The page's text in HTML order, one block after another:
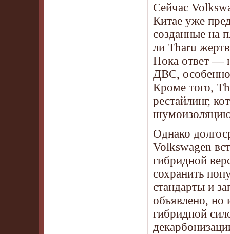
Сейчас
Китае уже
созданные на
ли Tharu
Пока ответ —
ДВС, особенно
Кроме того,
рестайлинг,
Однако
Volkswagen
гибридной
сохранить
стандарты и
объявлено, но
гибридной